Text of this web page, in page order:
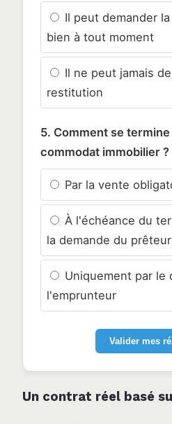
Il peut demander
bien à tout moment
Il ne peut jamais
restitution
5. Comment se
commodat immobilier ?
Par la vente
À l'échéance du
la demande du prêteur
Uniquement par le
l'emprunteur
Valider mes
Un contrat réel basé